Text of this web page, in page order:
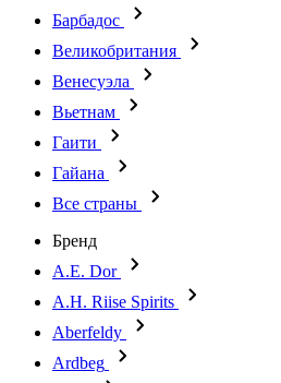
Барбадос
Великобритания
Венесуэла
Вьетнам
Гаити
Гайана
Все страны
Бренд
A.E. Dor
A.H. Riise Spirits
Aberfeldy
Ardbeg